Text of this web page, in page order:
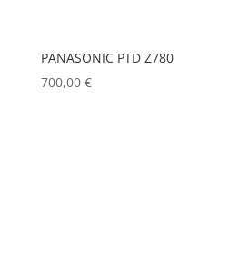
PANASONIC PTD Z780
700,00 €